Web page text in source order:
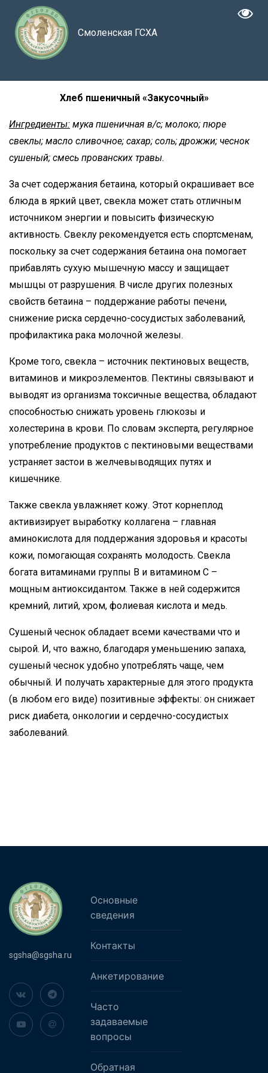
Смоленская ГСХА
Хлеб пшеничный «Закусочный»
Ингредиенты: мука пшеничная в/с; молоко; пюре
свеклы; масло сливочное; сахар; соль; дрожжи; чеснок
сушеный; смесь прованских травы.
За счет содержания бетаина, который окрашивает все
блюда в яркий цвет, свекла может стать отличным
источником энергии и повысить физическую
активность. Свеклу рекомендуется есть спортсменам,
поскольку за счет содержания бетаина она помогает
прибавлять сухую мышечную массу и защищает
мышцы от разрушения. В числе других полезных
свойств бетаина – поддержание работы печени,
снижение риска сердечно-сосудистых заболеваний,
профилактика рака молочной железы.
Кроме того, свекла – источник пектиновых веществ,
витаминов и микроэлементов. Пектины связывают и
выводят из организма токсичные вещества, обладают
способностью снижать уровень глюкозы и
холестерина в крови. По словам эксперта, регулярное
употребление продуктов с пектиновыми веществами
устраняет застои в желчевыводящих путях и
кишечнике.
Также свекла увлажняет кожу. Этот корнеплод
активизирует выработку коллагена – главная
аминокислота для поддержания здоровья и красоты
кожи, помогающая сохранять молодость. Свекла
богата витаминами группы В и витамином С –
мощным антиоксидантом. Также в ней содержится
кремний, литий, хром, фолиевая кислота и медь.
Сушеный чеснок обладает всеми качествами что и
сырой. И, что важно, благодаря уменьшению запаха,
сушеный чеснок удобно употреблять чаще, чем
обычный. И получать характерные для этого продукта
(в любом его виде) позитивные эффекты: он снижает
риск диабета, онкологии и сердечно-сосудистых
заболеваний.
sgsha@sgsha.ru
Основные
сведения
Контакты
Анкетирование
Часто
задаваемые
вопросы
Обратная